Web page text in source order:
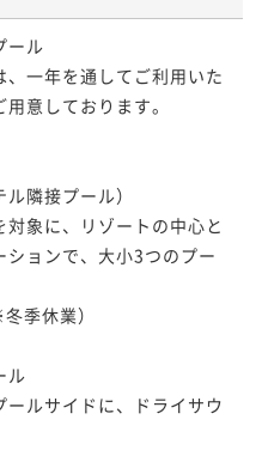
泊におすすめ！リゾー
2名 ¥ 136,784 ~
以上のLONG RESORT
ール
一年を通してご利用いた
意しております。
隣接プール）
象に、リゾートの中心と
ョンで、大小3つのプー
季休業）
ル
ールサイドに、ドライサウ